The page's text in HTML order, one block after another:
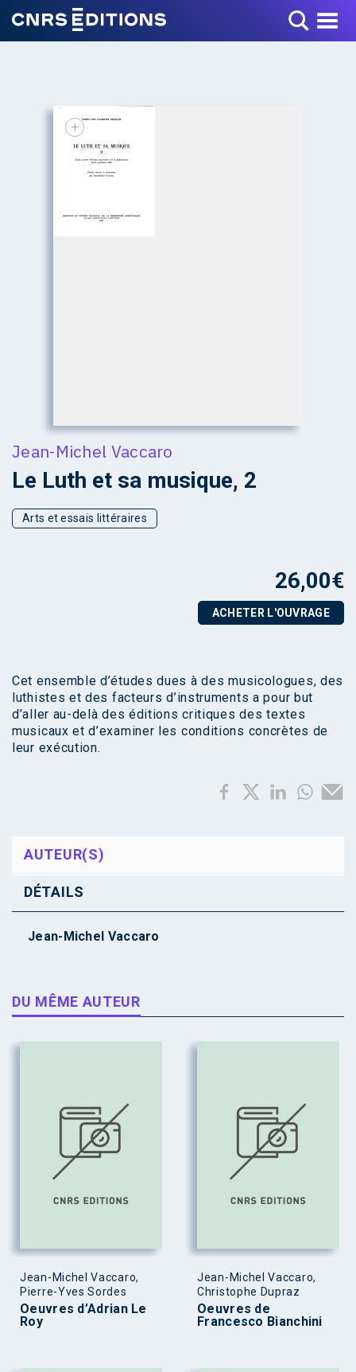
Toggle Menu
+
Jean-Michel Vaccaro
Le Luth et sa musique, 2
Arts et essais littéraires
26,00€
ACHETER L'OUVRAGE
Cet ensemble d’études dues à des musicologues, des
luthistes et des facteurs d’instruments a pour but
d’aller au-delà des éditions critiques des textes
musicaux et d’examiner les conditions concrètes de
leur exécution.
AUTEUR(S)
DÉTAILS
Jean-Michel Vaccaro
DU MÊME AUTEUR
Jean-Michel Vaccaro,
Pierre-Yves Sordes
Oeuvres d’Adrian Le
Roy
Jean-Michel Vaccaro,
Christophe Dupraz
Oeuvres de
Francesco Bianchini